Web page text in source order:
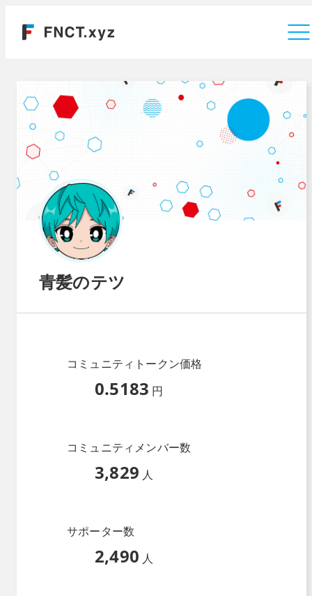
青髪のテツ
コミュニティトークン価格
0.5183 円
コミュニティメンバー数
3,829 人
サポーター数
2,490 人